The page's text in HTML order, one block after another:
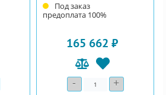
Под заказ
предоплата 100%
165 662 ₽
- Количество+